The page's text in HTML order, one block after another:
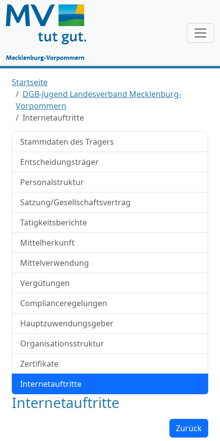
Startseite
DGB-Jugend Landesverband Mecklenburg-
Vorpommern
Internetauftritte
Stammdaten des Trägers
Entscheidungsträger
Personalstruktur
Satzung/Gesellschaftsvertrag
Tätigkeitsberichte
Mittelherkunft
Mittelverwendung
Vergütungen
Complianceregelungen
Hauptzuwendungsgeber
Organisationsstruktur
Zertifikate
Internetauftritte
Internetauftritte
Zurück